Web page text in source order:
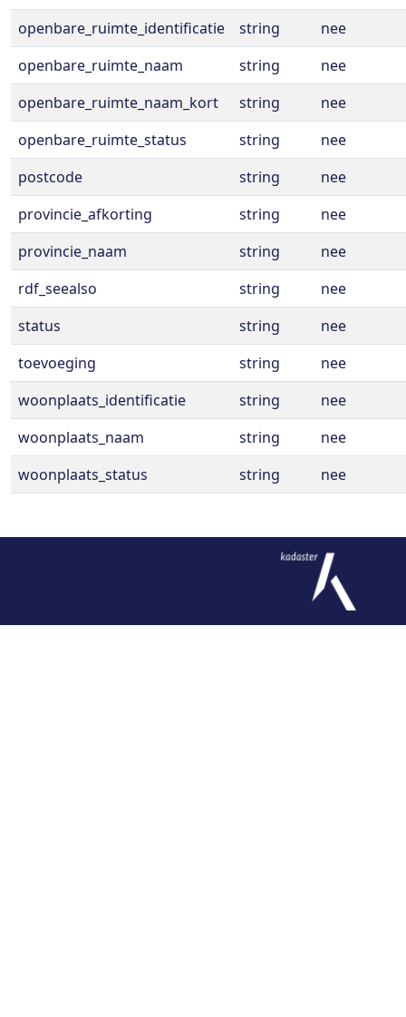
openbare_ruimte_identificatie
string
nee
openbare_ruimte_naam
string
nee
openbare_ruimte_naam_kort
string
nee
openbare_ruimte_status
string
nee
postcode
string
nee
provincie_afkorting
string
nee
provincie_naam
string
nee
rdf_seealso
string
nee
status
string
nee
toevoeging
string
nee
woonplaats_identificatie
string
nee
woonplaats_naam
string
nee
woonplaats_status
string nee